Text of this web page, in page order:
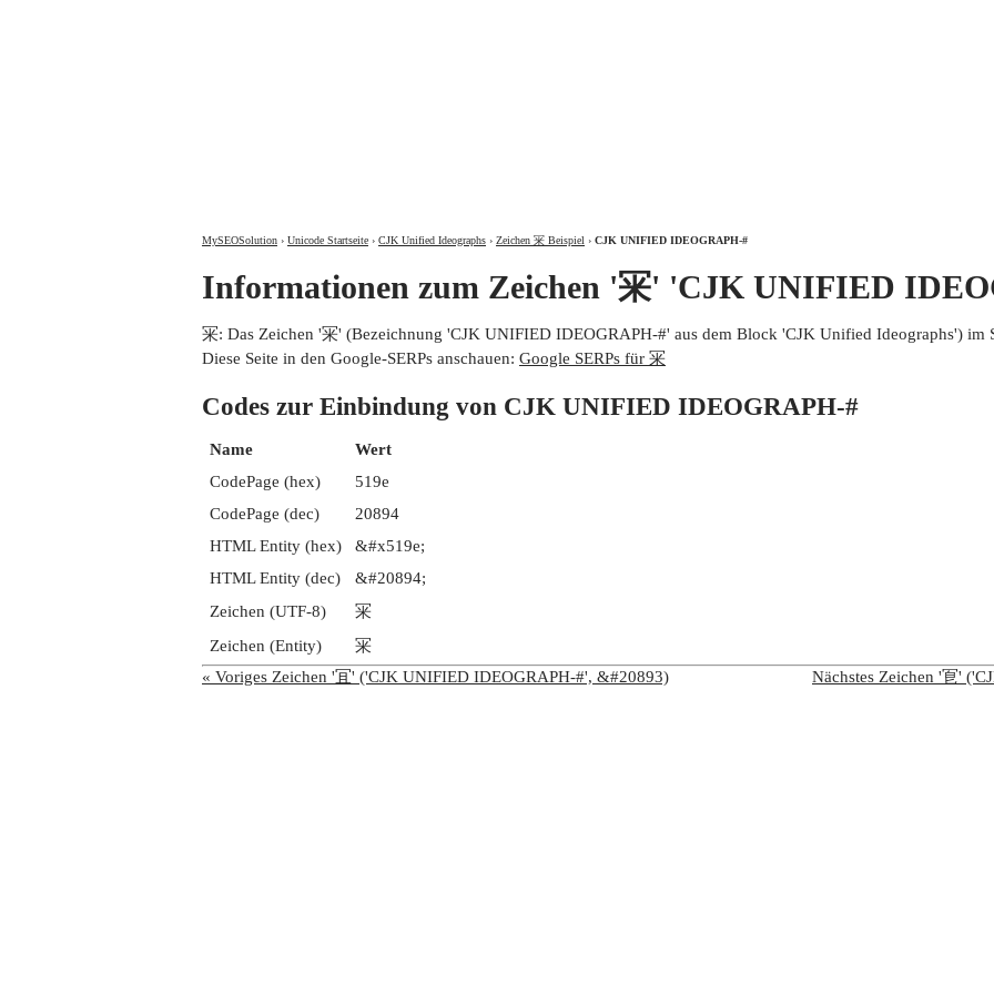
MySEOSolution › Unicode Startseite › CJK Unified Ideographs › Zeichen 冞 Beispiel › CJK UNIFIED IDEOGRAPH-#
Informationen zum Zeichen '冞' 'CJK UNIFIED
冞: Das Zeichen '冞' (Bezeichnung 'CJK UNIFIED IDEOGRAPH-#' aus dem Block 'CJK Unified Ideographs') im
Diese Seite in den Google-SERPs anschauen: Google SERPs für 冞
Codes zur Einbindung von CJK UNIFIED IDEOGRAPH-#
Name
Wert
CodePage (hex)
519e
CodePage (dec)
20894
HTML Entity (hex)
&#x519e;
HTML Entity (dec)
&#20894;
Zeichen (UTF-8)
冞
Zeichen (Entity)
冞
« Voriges Zeichen '冝' ('CJK UNIFIED IDEOGRAPH-#', &#20893)
Nächstes Zeichen '冟'